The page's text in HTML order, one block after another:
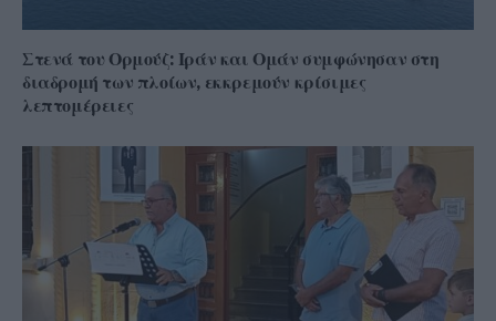
Στενά του Ορμούζ: Ιράν και Ομάν συμφώνησαν στη
διαδρομή των πλοίων, εκκρεμούν κρίσιμες
λεπτομέρειες